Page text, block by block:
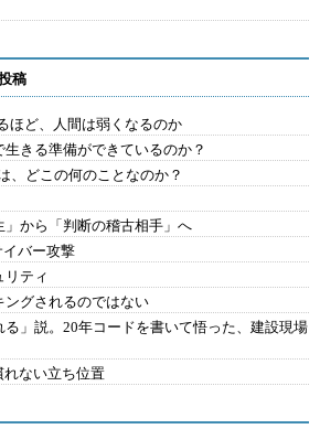
稿
ほど、人間は弱くなるのか
きる準備ができているのか？
、どこの何のことなのか？
から「判断の稽古相手」へ
バー攻撃
リティ
ングされるのではない
る」説。20年コードを書いて悟った、建設現場
ない立ち位置